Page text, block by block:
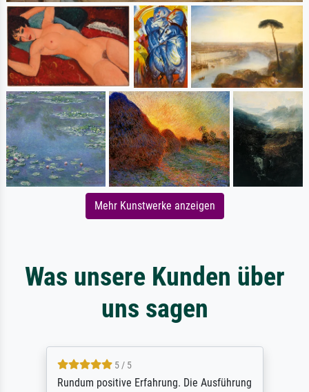
Mehr Kunstwerke anzeigen
Was unsere Kunden über
uns sagen
5 / 5
Rundum positive Erfahrung. Die Ausführung